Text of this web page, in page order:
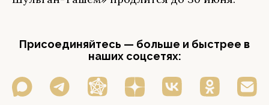
Присоединяйтесь — больше и быстрее в
наших соцсетях: